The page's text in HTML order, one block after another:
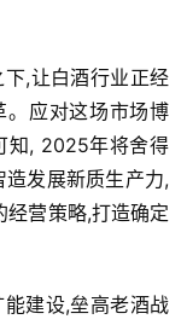
,让白酒行业正经
。应对这场市场博
知, 2025年将舍得
发展新质生产力,
经营策略,打造确定
建设,垒高老酒战